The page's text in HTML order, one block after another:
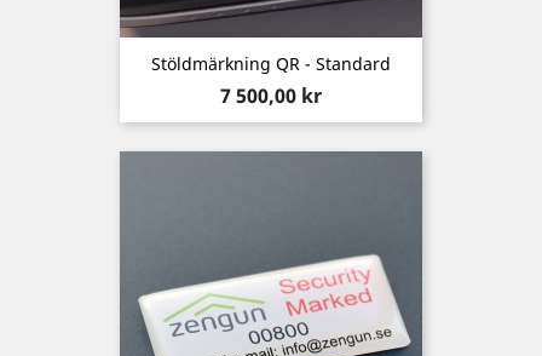
Stöldmärkning QR - Standard
Pris
7 500,00 kr